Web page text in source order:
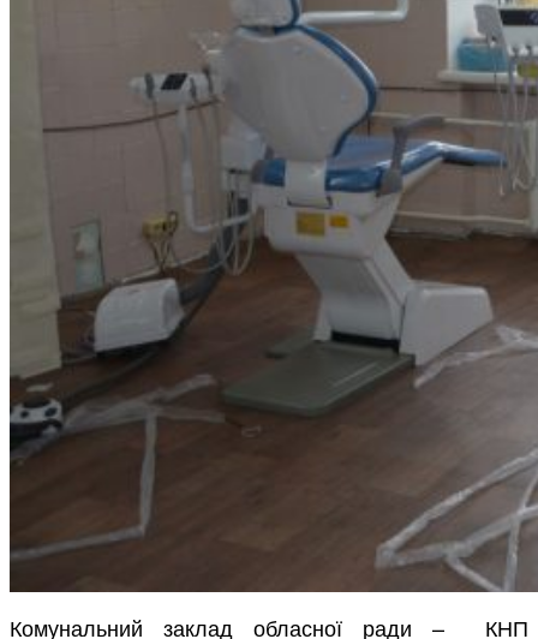
Комунальний заклад обласної ради – КНП